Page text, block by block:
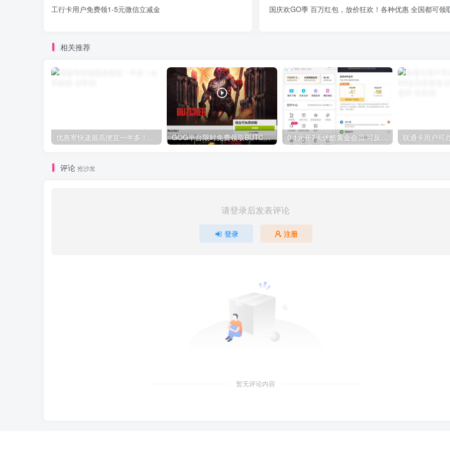
工行卡用户免费领1-5元微信立减金
国庆欢GO季 百万红包，放价狂欢！各种优惠 全国都可领
相关推荐
优惠寄快递最高便宜一半多！白鸽惠递 GOG平台限时免费领取BUTCHER（屠夫） 0.1元开7天优酷黄金会员 可反复开通需要关闭自动续费
评论 抢沙发
请登录后发表评论
登录 注册
暂无评论内容